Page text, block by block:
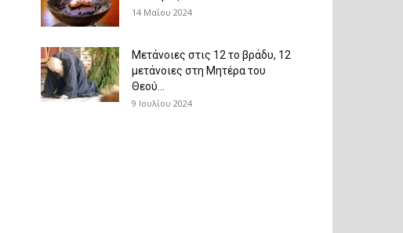
14 Μαΐου 2024
Μετάνοιες στις 12 το βράδυ, 12
μετάνοιες στη Μητέρα του
Θεού...
9 Ιουλίου 2024